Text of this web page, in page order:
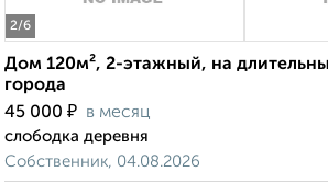
2/6
Дом 120м², 2-этажный, на
города
45 000 ₽ в месяц
слободка деревня
Собственник, 04.08.2026